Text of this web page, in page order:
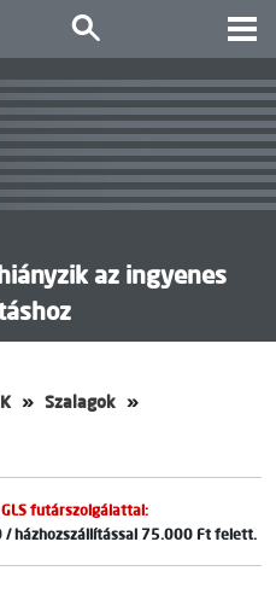
az ingyenes
Szalagok
futárszolgálattal:
/ házhozszállítással 75.000 Ft felett.